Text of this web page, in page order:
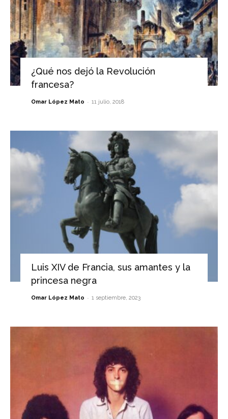
¿Qué nos dejó la Revolución
francesa?
Omar López Mato - 11 julio, 2018
Luis XIV de Francia, sus amantes y la
princesa negra
Omar López Mato - 1 septiembre, 2023